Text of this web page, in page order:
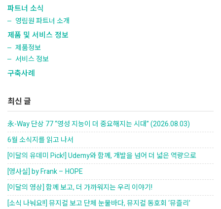
파트너 소식
영림원 파트너 소개
제품 및 서비스 정보
제품정보
서비스 정보
구축사례
최신 글
永-Way 단상 77 “영성 지능이 더 중요해지는 시대” (2026.08.03)
6월 소식지를 읽고 나서
[이달의 유데미 Pick!] Udemy와 함께, 개발을 넘어 더 넓은 역량으로
[영사실] by Frank – HOPE
[이달의 영상] 함께 보고, 더 가까워지는 우리 이야기!
[소식 나눠요!!] 뮤지컬 보고 단체 눈물바다, 뮤지컬 동호회 ‘뮤즐리’